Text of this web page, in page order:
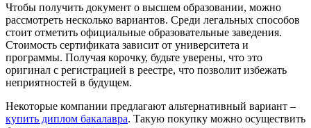
Чтобы получить документ о высшем образовании, можно
рассмотреть несколько вариантов. Среди легальных способов
стоит отметить официальные образовательные заведения.
Стоимость сертификата зависит от университета и
программы. Получая корочку, будьте уверены, что это
оригинал с регистрацией в реестре, что позволит избежать
неприятностей в будущем.
Некоторые компании предлагают альтернативный вариант –
купить диплом бакалавра. Такую покупку можно осуществить